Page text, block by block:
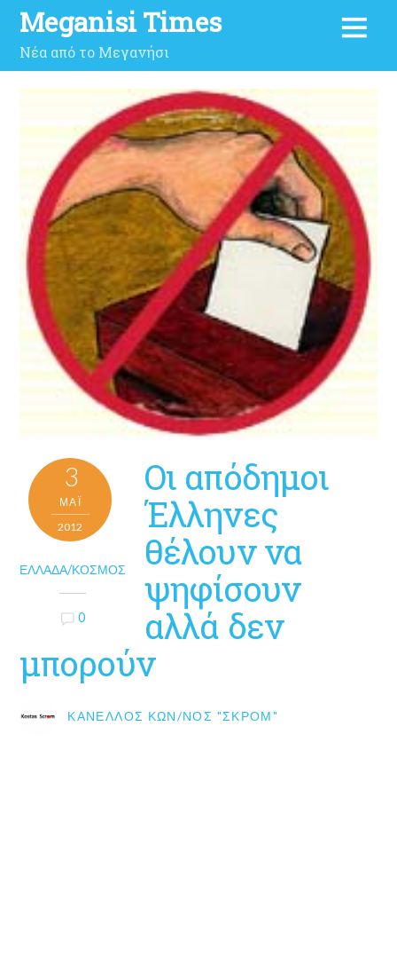
Meganisi Times
Νέα από το Μεγανήσι
3
ΜΑΪ́
2012
ΕΛΛΆΔΑ/ΚΌΣΜΟΣ
0
Οι απόδημοι
Έλληνες
θέλουν να
ψηφίσουν
αλλά δεν
μπορούν
ΚΑΝΈΛΛΟΣ ΚΩΝ/ΝΟΣ "ΣΚΡΟΜ"